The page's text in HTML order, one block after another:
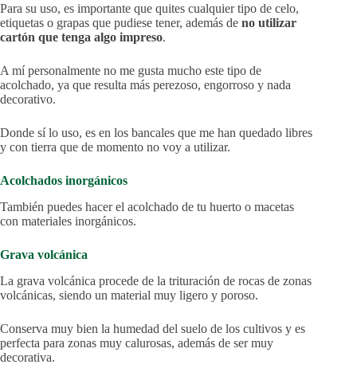
Para su uso, es importante que quites cualquier tipo de celo,
etiquetas o grapas que pudiese tener, además de no utilizar
cartón que tenga algo impreso.
A mí personalmente no me gusta mucho este tipo de
acolchado, ya que resulta más perezoso, engorroso y nada
decorativo.
Donde sí lo uso, es en los bancales que me han quedado libres
y con tierra que de momento no voy a utilizar.
Acolchados inorgánicos
También puedes hacer el acolchado de tu huerto o macetas
con materiales inorgánicos.
Grava volcánica
La grava volcánica procede de la trituración de rocas de zonas
volcánicas, siendo un material muy ligero y poroso.
Conserva muy bien la humedad del suelo de los cultivos y es
perfecta para zonas muy calurosas, además de ser muy
decorativa.